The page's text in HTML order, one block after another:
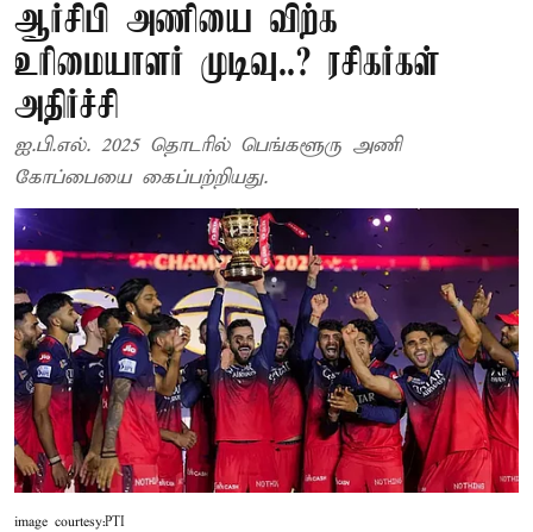
ஆர்சிபி அணியை விற்க
உரிமையாளர் முடிவு..? ரசிகர்கள்
அதிர்ச்சி
ஐ.பி.எல். 2025 தொடரில் பெங்களூரு அணி
கோப்பையை கைப்பற்றியது.
image courtesy:PTI